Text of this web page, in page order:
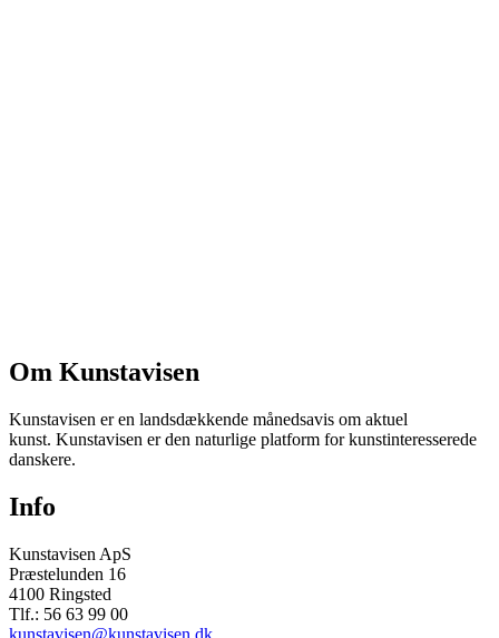
Om Kunstavisen
Kunstavisen er en landsdækkende månedsavis om aktuel
kunst. Kunstavisen er den naturlige platform for kunstinteresserede
danskere.
Info
Kunstavisen ApS
Præstelunden 16
4100 Ringsted
Tlf.: 56 63 99 00
kunstavisen@kunstavisen.dk